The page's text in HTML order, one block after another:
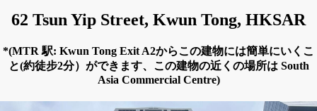
62 Tsun Yip Street, Kwun Tong, HKSAR
*(MTR 駅: Kwun Tong Exit A2からこの建物には簡単にいくこ
と(約徒步2分）ができます、この建物の近くの場所は South
Asia Commercial Centre)